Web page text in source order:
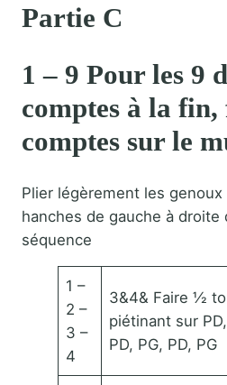
Partie C
1 – 9 Pour les 9
comptes à la fin,
comptes sur le
Plier légèrement les
hanches de gauche à droite
séquence
1 –
2 –
3 –
4
3&4& Faire ½
piétinant sur
PD, PG, PD, PG